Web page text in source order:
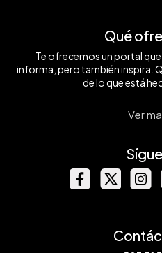
Qué
Te ofrecemos un portal
informa, pero también inspira.
de lo que está
Ver